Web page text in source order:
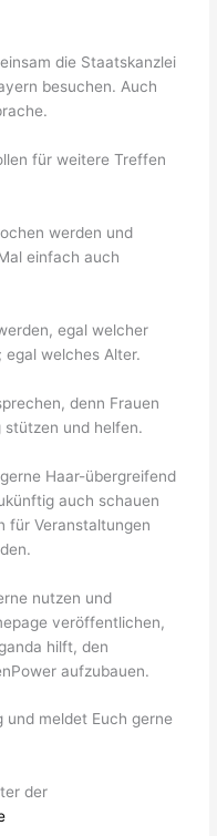
die Staatskanzlei
besuchen. Auch
für weitere Treffen
werden und
einfach auch
egal welcher
egal welches Alter.
denn Frauen
stützen und helfen.
Haar-übergreifend
auch schauen
für Veranstaltungen
nutzen und
veröffentlichen,
hilft, den
aufzubauen.
und meldet Euch gerne
der